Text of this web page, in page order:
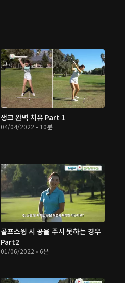
생크 완벽 치유 Part 1
04/04/2022 • 10분
골프스윙 시 공을 주시 못하는 경우
Part2
01/06/2022 • 6분